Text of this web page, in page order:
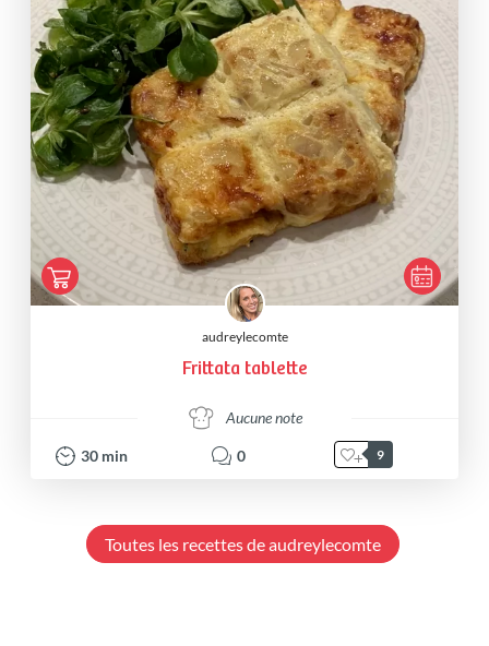
audreylecomte
Frittata tablette
Aucune note
30 min 0 9
Toutes les recettes de audreylecomte